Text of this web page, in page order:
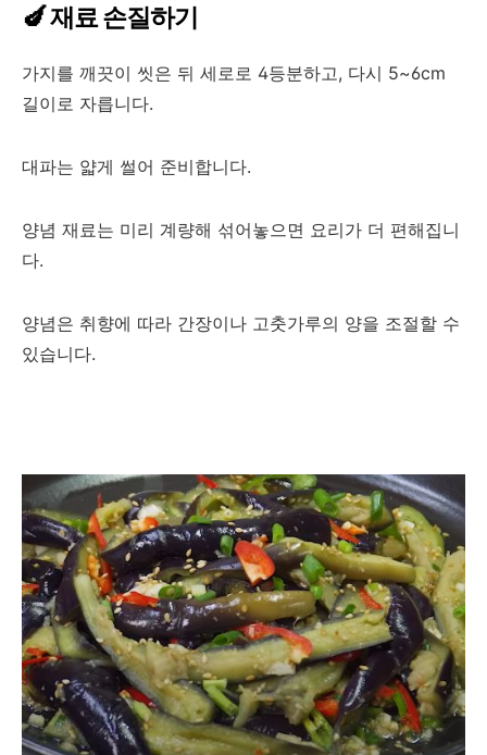
🍆 재료 손질하기
가지를 깨끗이 씻은 뒤 세로로 4등분하고, 다시 5~6cm
길이로 자릅니다.
대파는 얇게 썰어 준비합니다.
양념 재료는 미리 계량해 섞어놓으면 요리가 더 편해집니
다.
양념은 취향에 따라 간장이나 고춧가루의 양을 조절할 수
있습니다.